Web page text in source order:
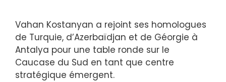
Vahan Kostanyan a rejoint ses homologues
de Turquie, d’Azerbaïdjan et de Géorgie à
Antalya pour une table ronde sur le
Caucase du Sud en tant que centre
stratégique émergent.